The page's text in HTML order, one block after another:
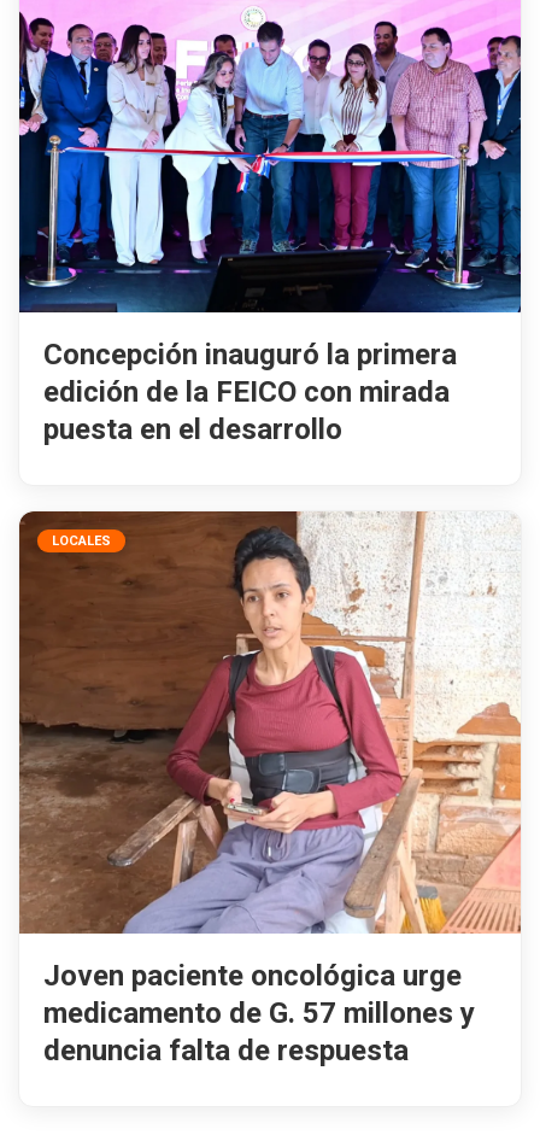
Concepción inauguró la primera
edición de la FEICO con mirada
puesta en el desarrollo
LOCALES
Joven paciente oncológica urge
medicamento de G. 57 millones y
denuncia falta de respuesta